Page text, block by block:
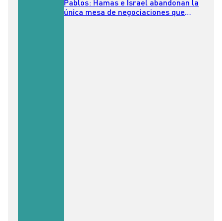
Pablos: Hamas e Israel abandonan la
única mesa de negociaciones que